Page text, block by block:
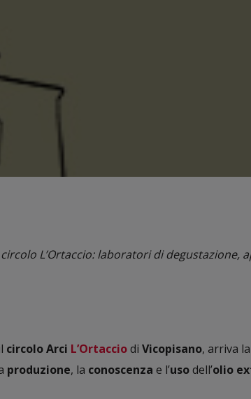
L’Ortaccio: laboratori di degustazione,
circolo Arci L’Ortacciodi Vicopisano, arriva la
produzione, la conoscenza e l’usodell’olio